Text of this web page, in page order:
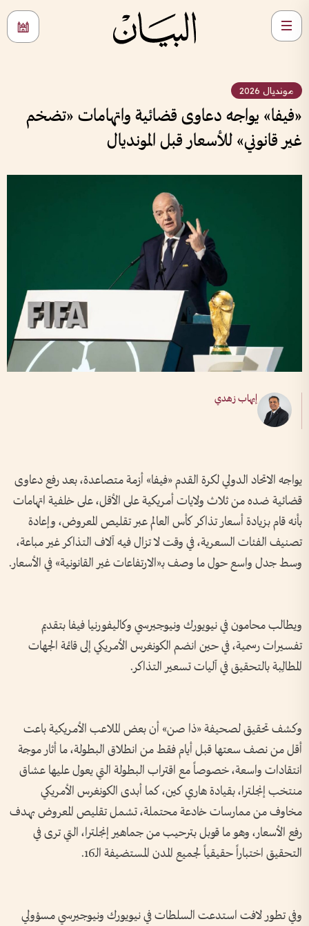
مونديال 2026
«فيفا» يواجه دعاوى قضائية واتهامات «تضخم
غير قانوني» للأسعار قبل المونديال
إيهاب زهدي
يواجه الاتحاد الدولي لكرة القدم «فيفا» أزمة متصاعدة، بعد رفع دعاوى
قضائية ضده من ثلاث ولايات أمريكية على الأقل، على خلفية اتهامات
بأنه قام بزيادة أسعار تذاكر كأس العالم عبر تقليص المعروض، وإعادة
تصنيف الفئات السعرية، في وقت لا تزال فيه آلاف التذاكر غير مباعة،
وسط جدل واسع حول ما وصف بـ«الارتفاعات غير القانونية» في الأسعار.
ويطالب محامون في نيويورك ونيوجيرسي وكاليفورنيا فيفا بتقديم
تفسيرات رسمية، في حين انضم الكونغرس الأمريكي إلى قائمة الجهات
المطالِبة بالتحقيق في آليات تسعير التذاكر.
وكشف تحقيق لصحيفة «ذا صن» أن بعض الملاعب الأمريكية باعت
أقل من نصف سعتها قبل أيام فقط من انطلاق البطولة، ما أثار موجة
انتقادات واسعة، خصوصاً مع اقتراب البطولة التي يعول عليها عشاق
منتخب إنجلترا، بقيادة هاري كين، كما أبدى الكونغرس الأمريكي
مخاوف من ممارسات خادعة محتملة، تشمل تقليص المعروض بهدف
رفع الأسعار، وهو ما قوبل بترحيب من جماهير إنجلترا، التي ترى في
التحقيق اختباراً حقيقياً لجميع المدن المستضيفة الـ16.
وفي تطور لافت استدعت السلطات في نيويورك ونيوجيرسي مسؤولي